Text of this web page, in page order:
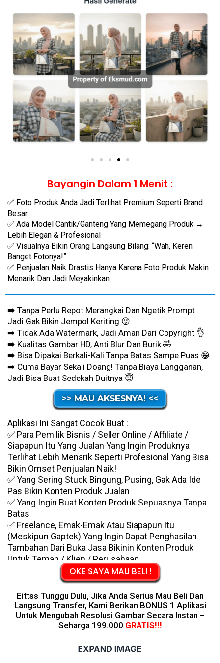
Bayangin Dalam 1 Menit :
✅ Foto Produk Anda Jadi Terlihat Premium Seperti Brand
Besar
✅ Ada Model Cantik/ganteng Yang Memegang Produk →
Lebih Elegan & Profesional
✅ Visualnya Bikin Orang Langsung Bilang: “Wah, Keren
Banget Fotonya!”
✅ Penjualan Naik Drastis Hanya Karena Foto Produk Makin
Menarik Dan Jadi Meyakinkan
➡️ Tanpa Perlu Repot Merangkai Dan Ngetik Prompt
Jadi Gak Bikin Jempol Keriting 😜
➡️ Tidak Ada Watermark, Jadi Aman Dari Copyright 👌
➡️ Kualitas Gambar HD, Anti Blur Dan Burik 🤣
➡️ Bisa Dipakai Berkali-Kali Tanpa Batas Sampe Puas 😁
➡️ Cuma Bayar Sekali Doang! Tanpa Biaya Langganan,
Jadi Bisa Buat Sedekah Duitnya 😇
>> MAU AKSESNYA! <<
Aplikasi Ini Sangat Cocok Buat :
✅ Para Pemilik Bisnis / Seller Online / Affiliate /
Siapapun Itu Yang Jualan Yang Ingin Produknya
Terlihat Lebih Menarik Seperti Profesional Yang Bisa
Bikin Omset Penjualan Naik!
✅ Yang Sering Stuck Bingung, Pusing, Gak Ada Ide
Pas Bikin Konten Produk Jualan
✅ Yang Ingin Buat Konten Produk Sepuasnya Tanpa
Batas
✅ Freelance, Emak-Emak Atau Siapapun Itu
(meskipun Gaptek) Yang Ingin Dapat Penghasilan
Tambahan Dari Buka Jasa Bikinin Konten Produk
Untuk Teman / Klien / Perusahaan
OKE SAYA MAU BELI !
Eittss Tunggu Dulu, Jika Anda Serius Mau Beli Dan
Langsung Transfer, Kami Berikan BONUS 1 Aplikasi
Untuk Mengubah Resolusi Gambar Secara Instan –
Seharga199.000 GRATIS!!!